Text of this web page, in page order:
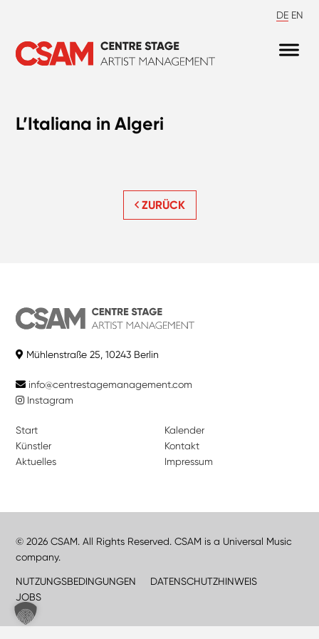
DE EN
L’Italiana in Algeri
ZURÜCK
Mühlenstraße 25, 10243 Berlin
info@centrestagemanagement.com
Instagram
Start
Künstler
Aktuelles
Kalender
Kontakt
Impressum
© 2026 CSAM. All Rights Reserved. CSAM is a Universal Music
company.
NUTZUNGSBEDINGUNGEN
DATENSCHUTZHINWEIS
JOBS